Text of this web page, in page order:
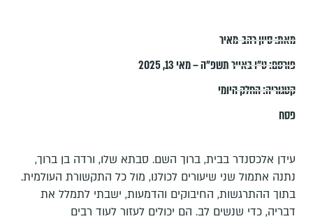
מאת:סיון רהב-מאיר
פורסם:ט״ו באייר תשפ״ה – מאי 13, 2025
קטגוריה:החלק היומי
פסח
עידן אלכסנדר בבית, ברוך השם. סבתא שלו, ורדה בן ברוך,
נתנה אתמול שני שיעורים לכולנו, מול כל התקשורת העולמית.
בתוך ההתרגשות, החיבוקים והדמעות, ישבתי לתמלל את
דבריה, כדי שנשים לב. הם יכולים לעזור לעוד רבים